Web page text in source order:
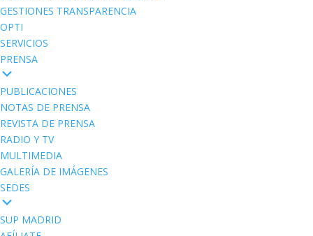
GESTIONES TRANSPARENCIA
OPTI
SERVICIOS
PRENSA
PUBLICACIONES
NOTAS DE PRENSA
REVISTA DE PRENSA
RADIO Y TV
MULTIMEDIA
GALERÍA DE IMÁGENES
SEDES
SUP MADRID